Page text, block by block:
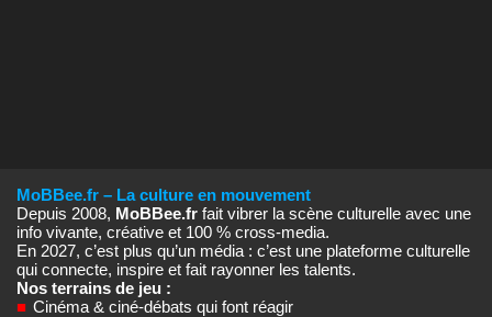
MoBBee.fr – La culture en mouvement
Depuis 2008, MoBBee.fr fait vibrer la scène culturelle avec une
info vivante, créative et 100 % cross‑media.
En 2027, c’est plus qu’un média : c’est une plateforme culturelle
qui connecte, inspire et fait rayonner les talents.
Nos terrains de jeu :
■ Cinéma & ciné‑débats qui font réagir